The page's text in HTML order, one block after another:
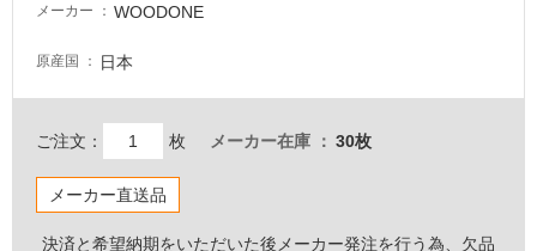
メーカー WOODONE
原産国 日本
ご注文： 枚 メーカー在庫 30枚
メーカー直送品
決済と希望納期をいただいた後メーカー発注を行う為、欠品
適
て
い
る
適
し
て
い